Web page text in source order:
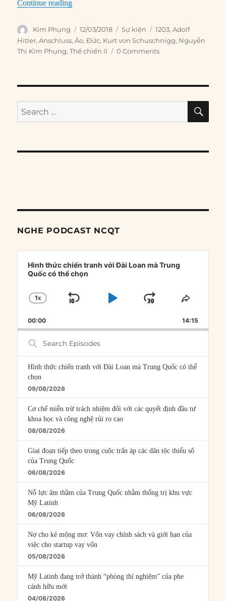
Continue reading“12/03/1938: Đức sáp nhập Áo”
Author
Kim Phụng
Posted
on
12/03/2018 Categories
Sự kiện Tags
1203,Adolf
Hitler,Anschluss,Áo,Đức, Kurt von Schuschnigg, Nguyễn
Thị Kim Phụng,Thế chiến II 0 Comments
Search
for:
NGHE PODCAST NCQT
Audio
Player
Hình thức chiến tranh với Đài Loan mà Trung
Quốc có thể chọn
CHANGE
RATE
1X
SKIP
PLAYJUMP
FORWARD
SHARE
00:00 14:15
Search
Episodes
Hình thức chiến tranh với Đài Loan mà Trung Quốc có thể
chọn
09/08/2026
Cơ chế miễn trừ trách nhiệm đối với các quyết định đầu tư
khoa học và công nghệ rủi ro cao
08/08/2026
Giai đoạn tiếp theo trong cuộc trấn áp các dân tộc thiểu số
của Trung Quốc
06/08/2026
Nỗ lực âm thầm của Trung Quốc nhằm thống trị khu vực
Mỹ Latinh
06/08/2026
Nợ cho kẻ mộng mơ: Vốn vay chính sách và giới hạn của
việc cho startup vay vốn
05/08/2026
Mỹ Latinh đang trở thành “phòng thí nghiệm” của phe
cánh hữu mới
04/08/2026